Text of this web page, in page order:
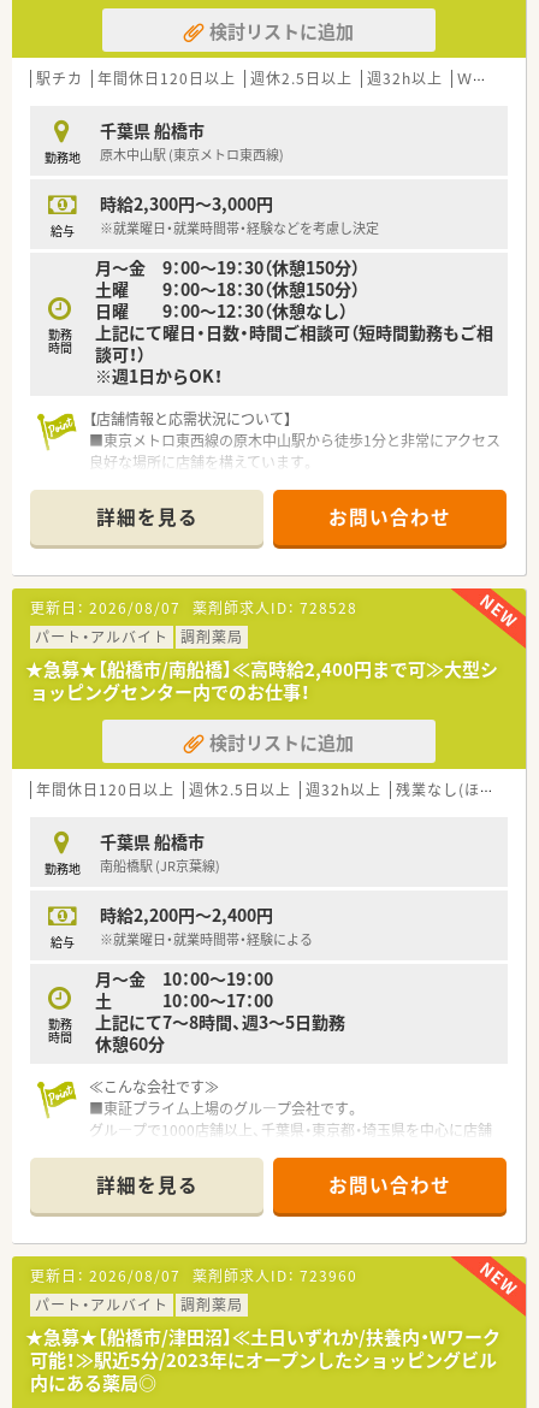
検討リストに追加
駅チカ 年間休日120日以上 週休2.5日以上 週32h以上 Ｗワーク可
勤務地
千葉県 船橋市
原木中山駅 (東京メトロ東西線)
給与
時給2,300円～3,000円
※就業曜日・就業時間帯・経験などを考慮し決定
勤務
時間
月～金 9：00～19：30（休憩150分）
土曜 9：00～18：30（休憩150分）
日曜 9：00～12：30（休憩なし）
上記にて曜日・日数・時間ご相談可（短時間勤務もご相
談可！）
※週1日からOK！
【店舗情報と応需状況について】
■東京メトロ東西線の原木中山駅から徒歩1分と非常にアクセス
良好な場所に店舗を構えています。
たり幅広い処方箋に対応していく予定です。
■新店オープンに伴い体制は薬剤師1.5名と事務1.5名での稼働
を計画しております。
【職場環境と雰囲気】
■新規オープン店舗のため、綺麗な環境で気持ち良くご就業いた
だけます。
■スタートが同じ仲間と一緒に温かい職場を作っていけます。
■スタッフ同士が協力し合い助け合う風土を目指します。
詳細を見る お問い合わせ
更新日： 2026/08/07 薬剤師求人ID： 728528
パート・アルバイト
調剤薬局
★急募★【船橋市/南船橋】≪高時給2,400円まで可≫大型シ
ョッピングセンター内でのお仕事！
検討リストに追加
年間休日120日以上 週休2.5日以上 週32h以上 残業なし(ほぼなし含む)
勤務地
千葉県 船橋市
南船橋駅 (JR京葉線)
給与
時給2,200円～2,400円
※就業曜日・就業時間帯・経験による
勤務
時間
月～金 10：00～19：00
土 10：00～17：00
上記にて7～8時間、週3～5日勤務
休憩60分
≪こんな会社です≫
■東証プライム上場のグル―プ会社です。
グル―プで1000店舗以上、千葉県・東京都・埼玉県を中心に店舗
■駅前・市街地に集中的に出店しています。
■ドラッグストア系列の会社ですが、調剤・OTCは完全に別採用
なため、いずれかに特化してお仕事いただけます。
■安全性を重視して、1人薬剤師の店舗はありません。
■労働組合もあり、就業環境も守られています。
■調剤過誤対策も万全、調剤監査システム・ピッキングシステム
なども全店に完備しております。
■産休・育児休暇の実績も多く、正社員はもちろん、パートの方
も取得されています。
詳細を見る お問い合わせ
更新日： 2026/08/07 薬剤師求人ID： 723960
パート・アルバイト
調剤薬局
★急募★【船橋市/津田沼】≪土日いずれか/扶養内・Wワーク
可能！≫駅近5分/2023年にオープンしたショッピングビル
内にある薬局◎